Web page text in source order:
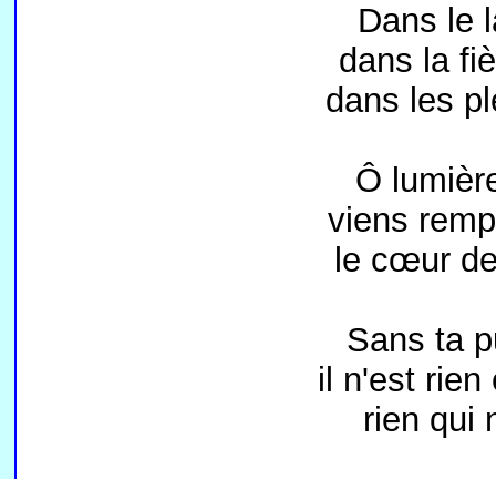
Dans le
dans la
dans les
Ô
viens
le cœur
Sans ta
il n'est rien
rien qui